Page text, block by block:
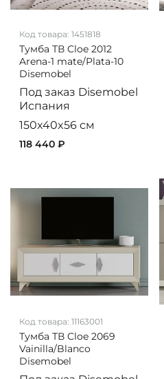
Код товара: 1451818
Тумба ТВ Cloe 2012
Arena-1 mate/Plata-10
Disemobel
Под заказ Disemobel
Испания
150x40x56 см
118 440 ₽
Код товара: 11163001
Тумба ТВ Cloe 2069
Vainilla/Blanco
Disemobel